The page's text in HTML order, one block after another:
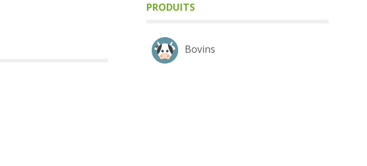
PRODUITS
Bovins